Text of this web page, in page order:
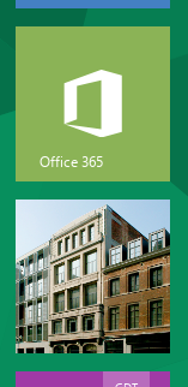
Office 365